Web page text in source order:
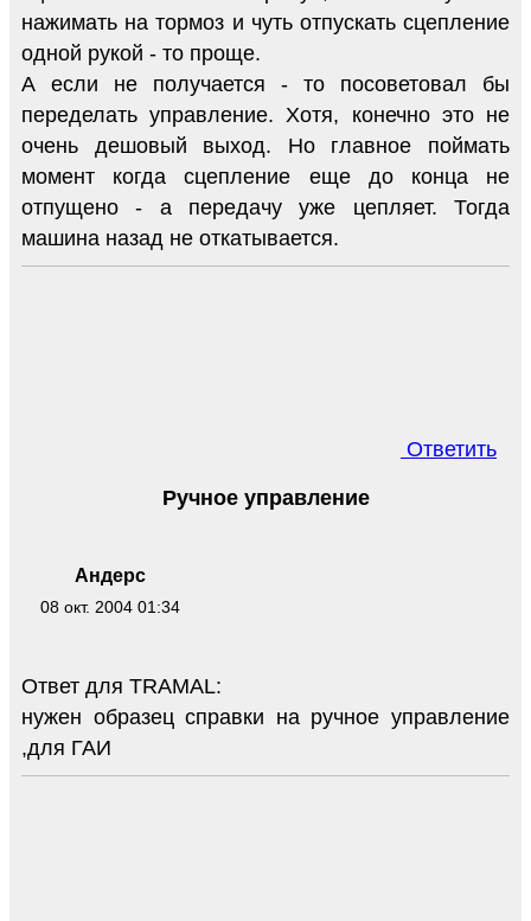
нажимать на тормоз и чуть отпускать сцепление
одной рукой - то проще.
А если не получается - то посоветовал бы
переделать управление. Хотя, конечно это не
очень дешовый выход. Но главное поймать
момент когда сцепление еще до конца не
отпущено - а передачу уже цепляет. Тогда
машина назад не откатывается.
Ответить
Андерс
08 окт. 2004 01:34
Ручное управление
Ответ для TRAMAL:
нужен образец справки на ручное управление
,для ГАИ